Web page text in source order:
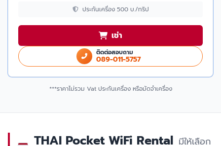
ประกันเครื่อง 500 บ./ทริป
เช่า
ติดต่อสอบถาม
089-011-5757
***ราคาไม่รวม Vat ประกันเครื่อง หรือมัดจำเครื่อง
THAI Pocket WiFi Rental มีให้เลือก